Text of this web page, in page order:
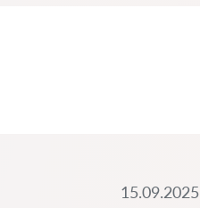
15.09.2025